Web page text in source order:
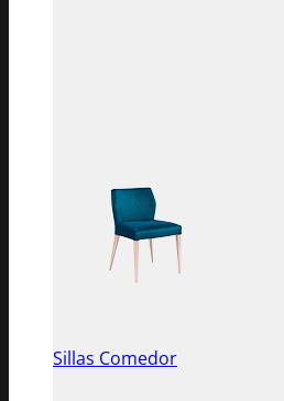
Sillas Comedor